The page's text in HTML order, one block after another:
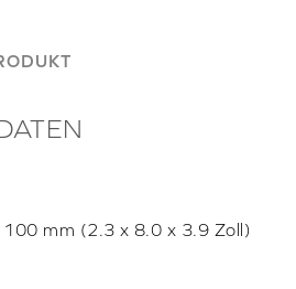
mm (2.3 x 8.0 x 3.9 Zoll)